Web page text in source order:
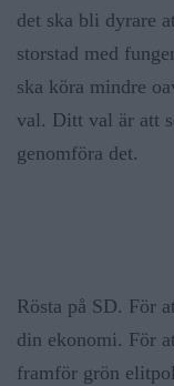
det ska bli dyrare
storstad med
ska köra mindre
val. Ditt val är att
genomföra det.
Rösta på SD. För
din ekonomi. För
framför grön